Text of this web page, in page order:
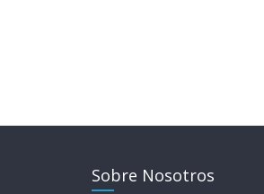
Sobre Nosotros